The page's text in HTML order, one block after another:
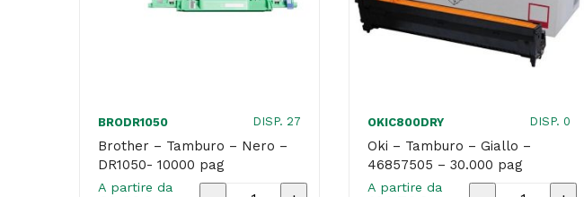
BRODR1050 DISP. 27
Brother – Tamburo – Nero –
DR1050- 10000 pag
A partire da
OKIC800DRY DISP. 0
Oki – Tamburo – Giallo –
46857505 – 30.000 pag
A partire da